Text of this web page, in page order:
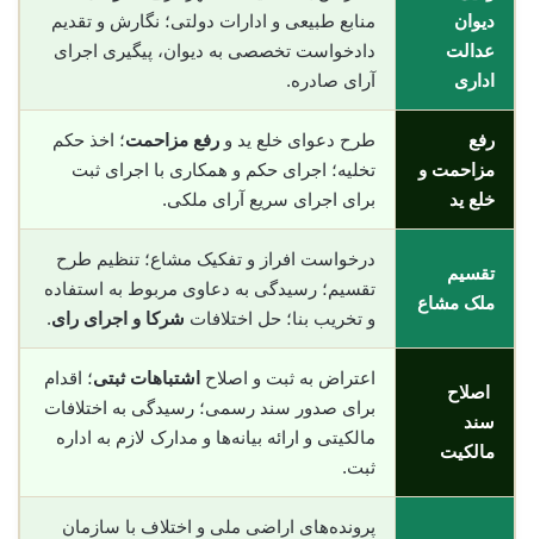
دیوان
عدالت
اداری
منابع طبیعی و ادارات دولتی؛ نگارش و تقدیم
دادخواست تخصصی به دیوان، پیگیری اجرای
آرای صادره.
رفع
مزاحمت و
خلع ید
طرح دعوای خلع ید و رفع مزاحمت؛ اخذ حکم
تخلیه؛ اجرای حکم و همکاری با اجرای ثبت
برای اجرای سریع آرای ملکی.
تقسیم
ملک مشاع
درخواست افراز و تفکیک مشاع؛ تنظیم طرح
تقسیم؛ رسیدگی به دعاوی مربوط به استفاده
و تخریب بنا؛ حل اختلافات شرکا و اجرای رای.
اصلاح
سند
مالکیت
اعتراض به ثبت و اصلاح اشتباهات ثبتی؛ اقدام
برای صدور سند رسمی؛ رسیدگی به اختلافات
مالکیتی و ارائه بیانه‌ها و مدارک لازم به اداره
ثبت.
پرونده‌های اراضی ملی و اختلاف با سازمان